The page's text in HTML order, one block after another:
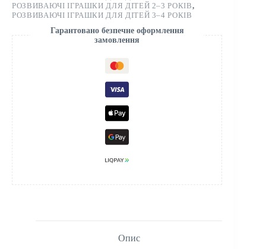
РОЗВИВАЮЧІ ІГРАШКИ ДЛЯ ДІТЕЙ 2–3 РОКІВ,
РОЗВИВАЮЧІ ІГРАШКИ ДЛЯ ДІТЕЙ 3–4 РОКІВ
Гарантовано безпечне оформлення
замовлення
Опис